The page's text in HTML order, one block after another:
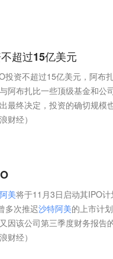
超过15亿美元
投资不超过15亿美元，阿布
阿布扎比一些顶级基金和公
终决定，投资的确切规模
财经）
阿美将于11月3日启动其IPO计
多次推迟沙特阿美的上市计
又因该公司第三季度财务报告
财经）